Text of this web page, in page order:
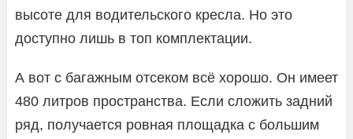
высоте для водительского кресла. Но это
доступно лишь в топ комплектации.
А вот с багажным отсеком всё хорошо. Он имеет
480 литров пространства. Если сложить задний
ряд, получается ровная площадка с большим